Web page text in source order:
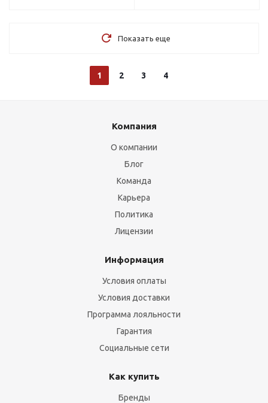
Показать еще
1 2 3 4
Компания
О компании
Блог
Команда
Карьера
Политика
Лицензии
Информация
Условия оплаты
Условия доставки
Программа лояльности
Гарантия
Социальные сети
Как купить
Бренды